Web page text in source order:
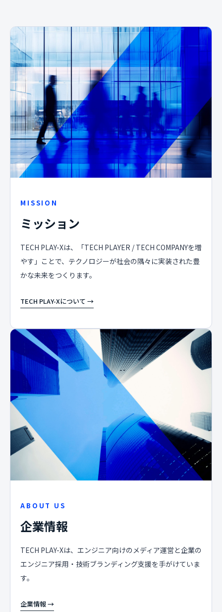
MISSION
ミッション
TECH PLAY-Xは、「TECH PLAYER / TECH COMPANYを増
やす」ことで、テクノロジーが社会の隅々に実装された豊
かな未来をつくります。
TECH PLAY-Xについて →
ABOUT US
企業情報
TECH PLAY-Xは、エンジニア向けのメディア運営と企業の
エンジニア採用・技術ブランディング支援を手がけていま
す。
企業情報 →